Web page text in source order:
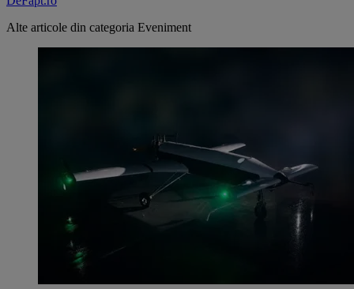
Alte articole din categoria Eveniment